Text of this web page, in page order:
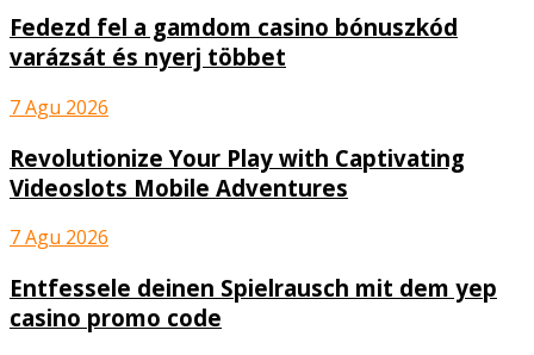
Fedezd fel a gamdom casino bónuszkód
varázsát és nyerj többet
7 Agu 2026
Revolutionize Your Play with Captivating
Videoslots Mobile Adventures
7 Agu 2026
Entfessele deinen Spielrausch mit dem yep
casino promo code